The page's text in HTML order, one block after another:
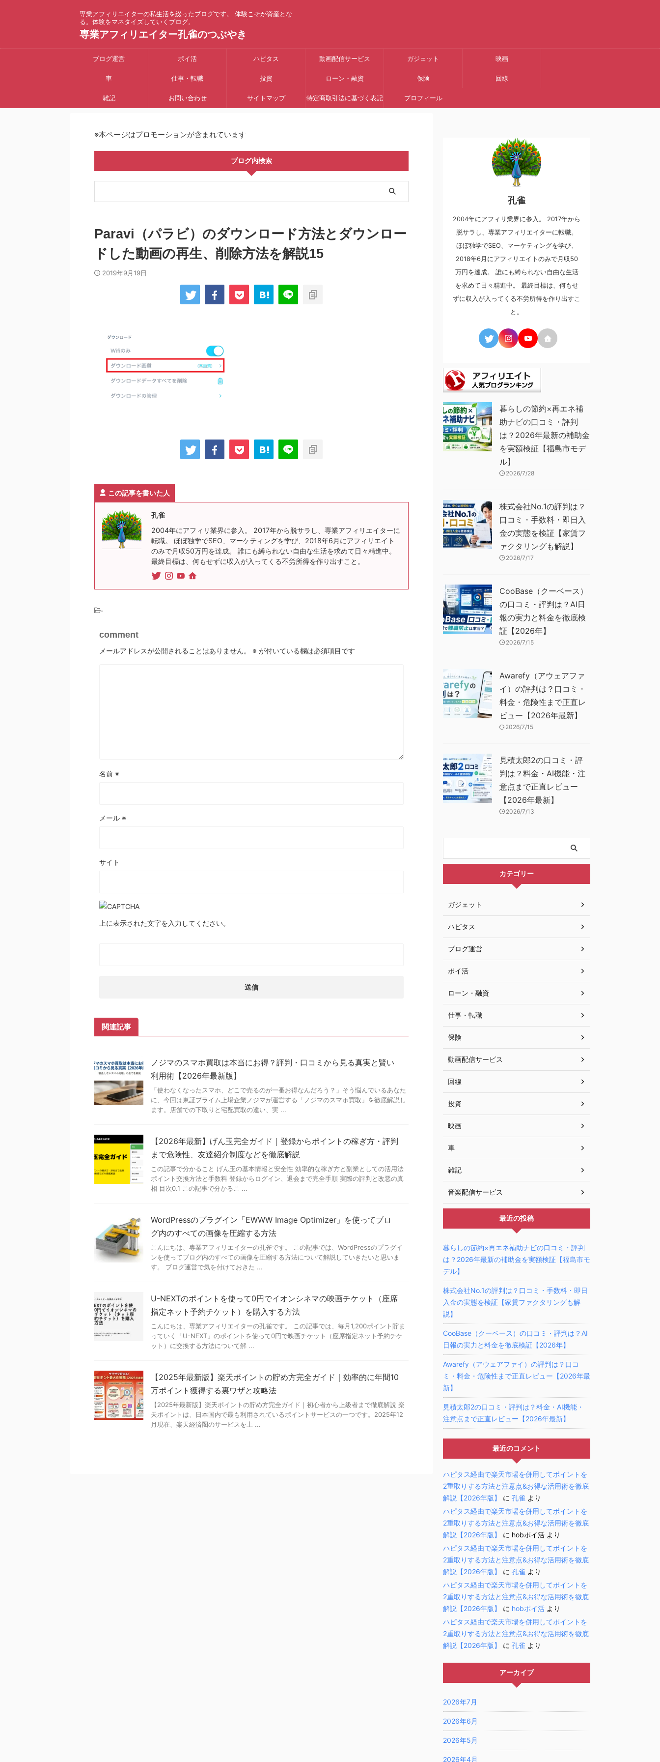
専業アフィリエイターの私生活を綴ったブログです。 体験こそが資産とな
る。体験をマネタイズしていくブログ。
専業アフィリエイター孔雀のつぶやき
ブログ運営 ポイ活 ハピタス 動画配信サービス ガジェット 映画
車 仕事・転職 投資 ローン・融資 保険 回線
雑記 お問い合わせ サイトマップ 特定商取引法に基づく表記 プロフィール
※本ページはプロモーションが含まれています
ブログ内検索
Paravi（パラビ）のダウンロード方法とダウンロー
ドした動画の再生、削除方法を解説15
2019年9月19日
この記事を書いた人
孔雀
2004年にアフィリ業界に参入。 2017年から脱サラし、専業アフィリエイターに
転職。 ほぼ独学でSEO、マーケティングを学び、2018年6月にアフィリエイト
のみで月収50万円を達成。 誰にも縛られない自由な生活を求めて日々精進中。
最終目標は、何もせずに収入が入ってくる不労所得を作り出すこと。
-
comment
メールアドレスが公開されることはありません。 ※ が付いている欄は必須項目です
名前 ※
メール ※
サイト
上に表示された文字を入力してください。
関連記事
ノジマのスマホ買取は本当にお得？評判・口コミから見る真実と賢い
利用術【2026年最新版】
「使わなくなったスマホ、どこで売るのが一番お得なんだろう？」そう悩んでいるあなた
に、今回は東証プライム上場企業ノジマが運営する「ノジマのスマホ買取」を徹底解説し
ます。店舗での下取りと宅配買取の違い、実 ...
【2026年最新】げん玉完全ガイド｜登録からポイントの稼ぎ方・評判
まで危険性、友達紹介制度などを徹底解説
この記事で分かること げん玉の基本情報と安全性 効率的な稼ぎ方と副業としての活用法
ポイント交換方法と手数料 登録からログイン、退会まで完全手順 実際の評判と改悪の真
相 目次0.1 この記事で分かるこ ...
WordPressのプラグイン「EWWW Image Optimizer」を使ってブロ
グ内のすべての画像を圧縮する方法
こんにちは、専業アフィリエイターの孔雀です。 この記事では、WordPressのプラグイ
ンを使ってブログ内のすべての画像を圧縮する方法について解説していきたいと思いま
す。 ブログ運営で気を付けておきた ...
U-NEXTのポイントを使って0円でイオンシネマの映画チケット（座席
指定ネット予約チケット）を購入する方法
こんにちは、専業アフィリエイターの孔雀です。 この記事では、毎月1,200ポイント貯ま
っていく「U-NEXT」のポイントを使って0円で映画チケット（座席指定ネット予約チケ
ット）に交換する方法について解 ...
【2025年最新版】楽天ポイントの貯め方完全ガイド｜効率的に年間10
万ポイント獲得する裏ワザと攻略法
【2025年最新版】楽天ポイントの貯め方完全ガイド｜初心者から上級者まで徹底解説 楽
天ポイントは、日本国内で最も利用されているポイントサービスの一つです。2025年12
月現在、楽天経済圏のサービスを上 ...
孔雀
2004年にアフィリ業界に参入。 2017年から
脱サラし、専業アフィリエイターに転職。
ほぼ独学でSEO、マーケティングを学び、
2018年6月にアフィリエイトのみで月収50
万円を達成。 誰にも縛られない自由な生活
を求めて日々精進中。 最終目標は、何もせ
ずに収入が入ってくる不労所得を作り出すこ
と。
暮らしの節約×再エネ補
助ナビの口コミ・評判
は？2026年最新の補助金
を実額検証【福島市モデ
ル】
2026/7/28
株式会社No.1の評判は？
口コミ・手数料・即日入
金の実態を検証【家賃フ
ァクタリングも解説】
2026/7/17
CooBase（クーベース）
の口コミ・評判は？AI日
報の実力と料金を徹底検
証【2026年】
2026/7/15
Awarefy（アウェアファ
イ）の評判は？口コミ・
料金・危険性まで正直レ
ビュー【2026年最新】
2026/7/15
見積太郎2の口コミ・評
判は？料金・AI機能・注
意点まで正直レビュー
【2026年最新】
2026/7/13
カテゴリー
ガジェット
ハピタス
ブログ運営
ポイ活
ローン・融資
仕事・転職
保険
動画配信サービス
回線
投資
映画
車
雑記
音楽配信サービス
最近の投稿
暮らしの節約×再エネ補助ナビの口コミ・評判
は？2026年最新の補助金を実額検証【福島市モ
デル】
株式会社No.1の評判は？口コミ・手数料・即日
入金の実態を検証【家賃ファクタリングも解
説】
CooBase（クーベース）の口コミ・評判は？AI
日報の実力と料金を徹底検証【2026年】
Awarefy（アウェアファイ）の評判は？口コ
ミ・料金・危険性まで正直レビュー【2026年最
新】
見積太郎2の口コミ・評判は？料金・AI機能・
注意点まで正直レビュー【2026年最新】
最近のコメント
ハピタス経由で楽天市場を併用してポイントを
2重取りする方法と注意点&お得な活用術を徹底
解説【2026年版】
に 孔雀 より
ハピタス経由で楽天市場を併用してポイントを
2重取りする方法と注意点&お得な活用術を徹底
解説【2026年版】
に hobポイ活 より
ハピタス経由で楽天市場を併用してポイントを
2重取りする方法と注意点&お得な活用術を徹底
解説【2026年版】
に 孔雀 より
ハピタス経由で楽天市場を併用してポイントを
2重取りする方法と注意点&お得な活用術を徹底
解説【2026年版】
に hobポイ活 より
ハピタス経由で楽天市場を併用してポイントを
2重取りする方法と注意点&お得な活用術を徹底
解説【2026年版】
に 孔雀 より
アーカイブ
2026年7月
2026年6月
2026年5月
2026年4月